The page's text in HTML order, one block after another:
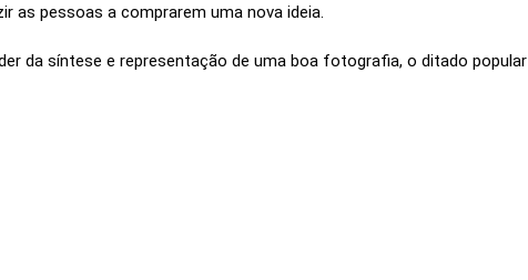
as pessoas a comprarem uma nova ideia.
da síntese e representação de uma boa fotografia, o ditado popular